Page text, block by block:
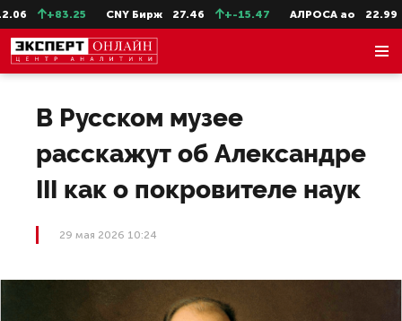
+83.25 CNY Бирж 27.46 +-15.47 АЛРОСА ао 22.99
В Русском музее
расскажут об Александре
III как о покровителе наук
29 мая 2026 10:24